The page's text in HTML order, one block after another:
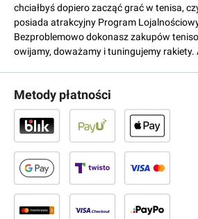
chciałbyś dopiero zacząć grać w tenisa,
posiada atrakcyjny Program
Bezproblemowo dokonasz zakupów
owijamy, doważamy i tuningujemy
Metody płatności